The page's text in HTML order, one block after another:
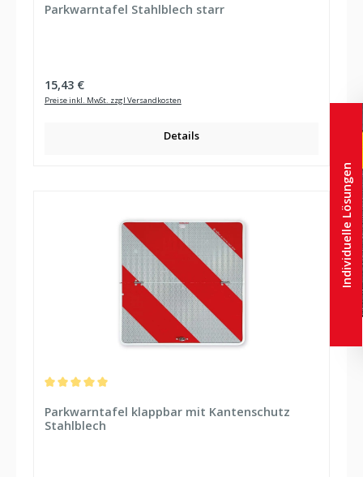
Parkwarntafel Stahlblech starr
Regulärer Preis:
15,43 €
Preise inkl. MwSt. zzgl Versandkosten
Details
Parkwarntafel klappbar mit Kantenschutz
Stahlblech
Individuelle Lösungen